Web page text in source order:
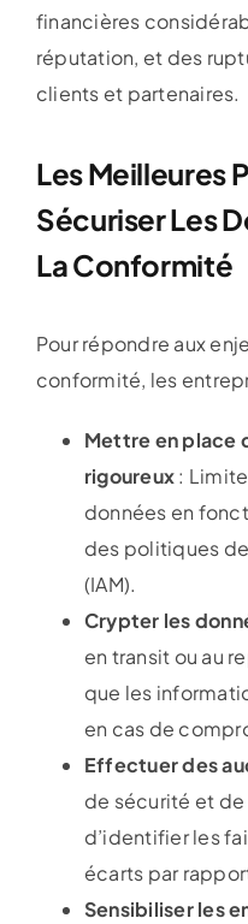
financières
réputation, et des
clients et partenaires.
Les Meilleures
Sécuriser Les
La Conformité
Pour répondre aux
conformité, les
Mettre en place
rigoureux:
données en
des politiques
(IAM).
Crypter les
en transit ou au
que les
en cas de
Effectuer des
de sécurité et
d’identifier les
écarts par
Sensibiliser les